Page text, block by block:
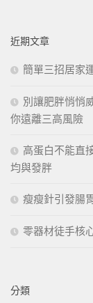
字:
近期文章
簡單三招居家
別讓肥胖悄悄
你遠離三高風險
高蛋白不能直
均與發胖
瘦瘦針引發腸
零器材徒手核
分類